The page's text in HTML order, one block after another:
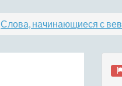
Слова, начинающиеся с вев